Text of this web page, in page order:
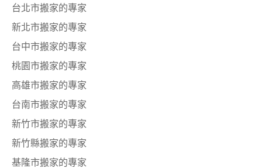
台北市搬家的專家
新北市搬家的專家
台中市搬家的專家
桃園市搬家的專家
高雄市搬家的專家
台南市搬家的專家
新竹市搬家的專家
新竹縣搬家的專家
基隆市搬家的專家